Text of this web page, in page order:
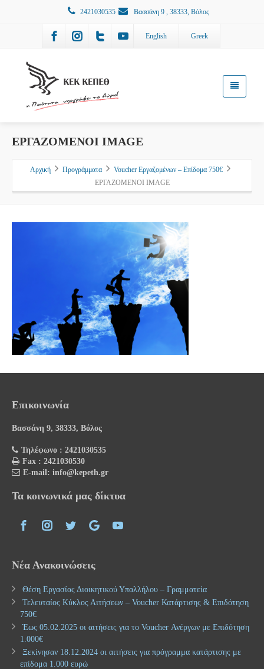
2421030535 Βασσάνη 9 , 38333, Βόλος
English Greek
ΕΡΓΑΖΟΜΕΝΟΙ IMAGE
Αρχική Προγράμματα
Voucher Εργαζομένων – Επίδομα 750€
ΕΡΓΑΖΟΜΕΝΟΙ IMAGE
Επικοινωνία
Βασσάνη 9, 38333, Βόλος
Τηλέφωνο : 2421030535
Fax : 2421030530
E-mail: info@kepeth.gr
Τα κοινωνικά μας δίκτυα
Νέα Ανακοινώσεις
Θέση Εργασίας Διοικητικού Υπαλλήλου – Γραμματεία
Τελευταίος Κύκλος Αιτήσεων – Voucher Κατάρτισης & Επιδότηση
750€
Έως 05.02.2025 οι αιτήσεις για το Voucher Ανέργων με Επιδότηση
1.000€
Ξεκίνησαν 18.12.2024 οι αιτήσεις για πρόγραμμα κατάρτισης με
επίδομα 1.000 ευρώ